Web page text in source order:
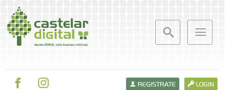
LOGIN
REGISTRATE